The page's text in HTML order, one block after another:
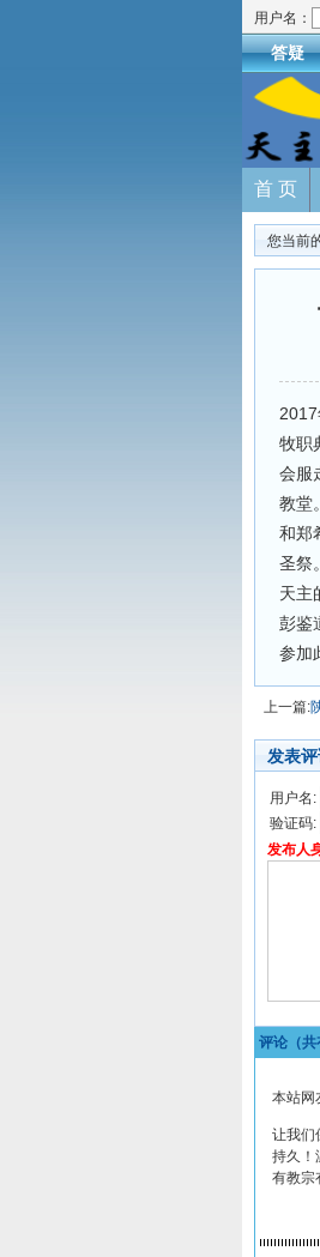
用户名：
答疑
首 页
您当前
牧职
会服
教堂
和郑
圣祭
天主
彭鉴
参加
上一篇:
发表
用户名:
验证码:
发布人
评论（共
本站网
让我们
持久！
有教宗